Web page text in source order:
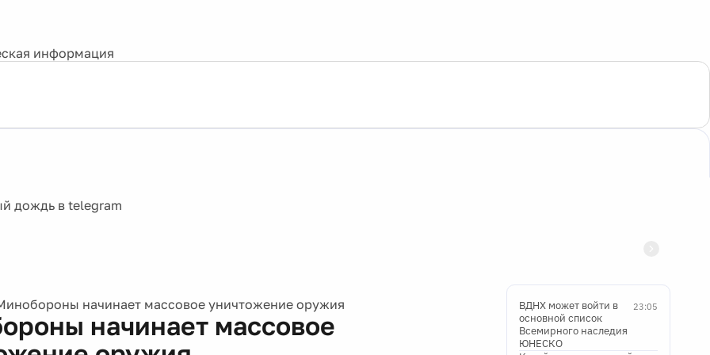
информация
начинает массовое уничтожение оружия
начинает массовое
23:05
ВДНХ может войти в
основной список
Всемирного наследия
ЮНЕСКО